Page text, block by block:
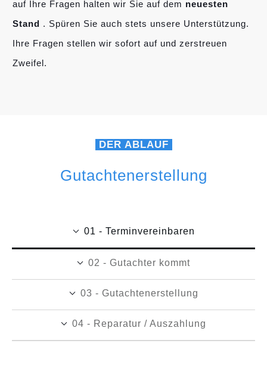
auf Ihre Fragen halten wir Sie auf dem neuesten
Stand . Spüren Sie auch stets unsere Unterstützung.
Ihre Fragen stellen wir sofort auf und zerstreuen
Zweifel.
DER ABLAUF
Gutachtenerstellung
01 - Terminvereinbaren
02 - Gutachter kommt
03 - Gutachtenerstellung
04 - Reparatur / Auszahlung